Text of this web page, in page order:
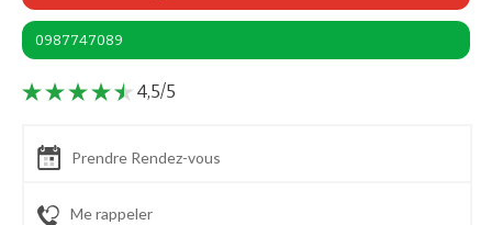
0987747089
4,5/5
Prendre Rendez-vous
Me rappeler